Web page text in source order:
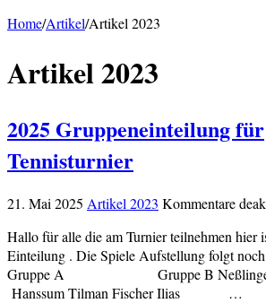
Home/Artikel/Artikel 2023
Artikel 2023
2025 Gruppeneinteilung für
Tennisturnier
21. Mai 2025 Artikel 2023 Kommentare
Hallo für alle die am Turnier teilnehmen hier
Einteilung . Die Spiele Aufstellung folgt
Gruppe A Gruppe B
Hanssum Tilman Fischer Ilias …